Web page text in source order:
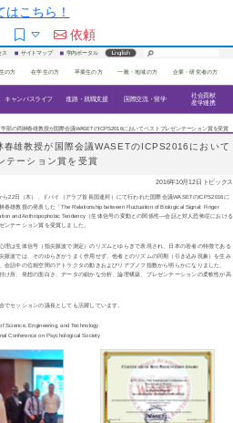
こちら！
依頼